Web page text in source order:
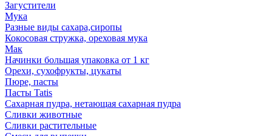
Загустители
Мука
Разные виды сахара,сиропы
Кокосовая стружка, ореховая мука
Мак
Начинки большая упаковка от 1 кг
Орехи, сухофрукты, цукаты
Пюре, пасты
Пасты Tatis
Сахарная пудра, нетающая сахарная пудра
Сливки животные
Сливки растительные